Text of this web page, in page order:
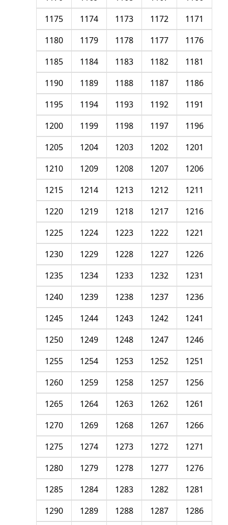
1171
1172
1173
1174
1175
1176
1177
1178
1179
1180
1181
1182
1183
1184
1185
1186
1187
1188
1189
1190
1191
1192
1193
1194
1195
1196
1197
1198
1199
1200
1201
1202
1203
1204
1205
1206
1207
1208
1209
1210
1211
1212
1213
1214
1215
1216
1217
1218
1219
1220
1221
1222
1223
1224
1225
1226
1227
1228
1229
1230
1231
1232
1233
1234
1235
1236
1237
1238
1239
1240
1241
1242
1243
1244
1245
1246
1247
1248
1249
1250
1251
1252
1253
1254
1255
1256
1257
1258
1259
1260
1261
1262
1263
1264
1265
1266
1267
1268
1269
1270
1271
1272
1273
1274
1275
1276
1277
1278
1279
1280
1281
1282
1283
1284
1285
1286
1287
1288
1289
1290